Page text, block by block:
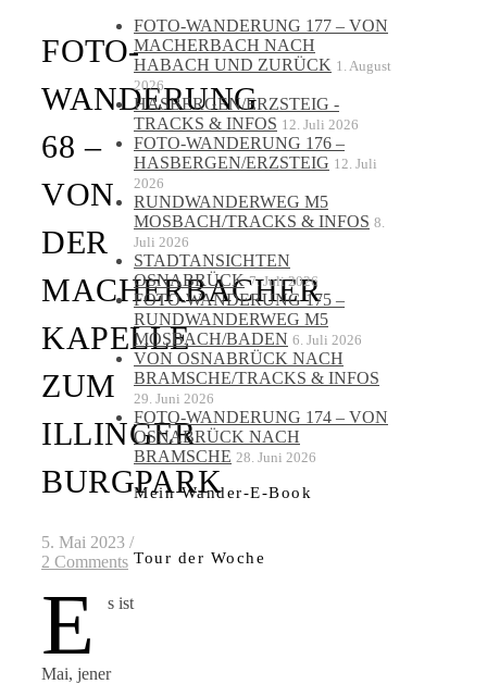
FOTO-
WANDERUNG
68 –
VON
DER
MACHERBACHER
KAPELLE
ZUM
ILLINGER
BURGPARK
5. Mai 2023 /
2 Comments
E s ist
Mai, jener
FOTO-WANDERUNG 177 – VON
MACHERBACH NACH
HABACH UND ZURÜCK 1. August
2026
HASBERGEN/ERZSTEIG -
TRACKS & INFOS 12. Juli 2026
FOTO-WANDERUNG 176 –
HASBERGEN/ERZSTEIG 12. Juli
2026
RUNDWANDERWEG M5
MOSBACH/TRACKS & INFOS 8.
Juli 2026
STADTANSICHTEN
OSNABRÜCK 7. Juli 2026
FOTO-WANDERUNG 175 –
RUNDWANDERWEG M5
MOSBACH/BADEN 6. Juli 2026
VON OSNABRÜCK NACH
BRAMSCHE/TRACKS & INFOS
29. Juni 2026
FOTO-WANDERUNG 174 – VON
OSNABRÜCK NACH
BRAMSCHE 28. Juni 2026
Mein Wander-E-Book
Tour der Woche